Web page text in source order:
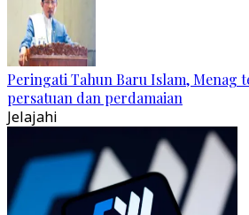
Peringati Tahun Baru Islam, Menag
persatuan dan perdamaian
Jelajahi